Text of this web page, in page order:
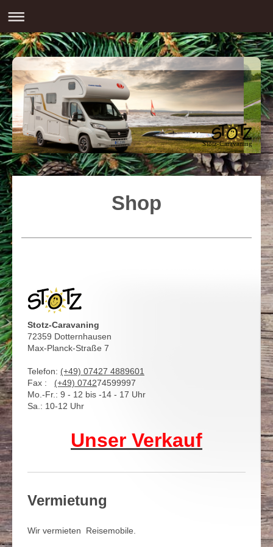
Stotz-Caravaning
Shop
Stotz-Caravaning
72359 Dotternhausen
Max-Planck-Straße 7
Telefon: (+49) 07427 4889601
Fax : (+49) 074274599997
Mo.-Fr.: 9 - 12 bis -14 - 17 Uhr
Sa.: 10-12 Uhr
Unser Verkauf
Vermietung
Wir vermieten Reisemobile.